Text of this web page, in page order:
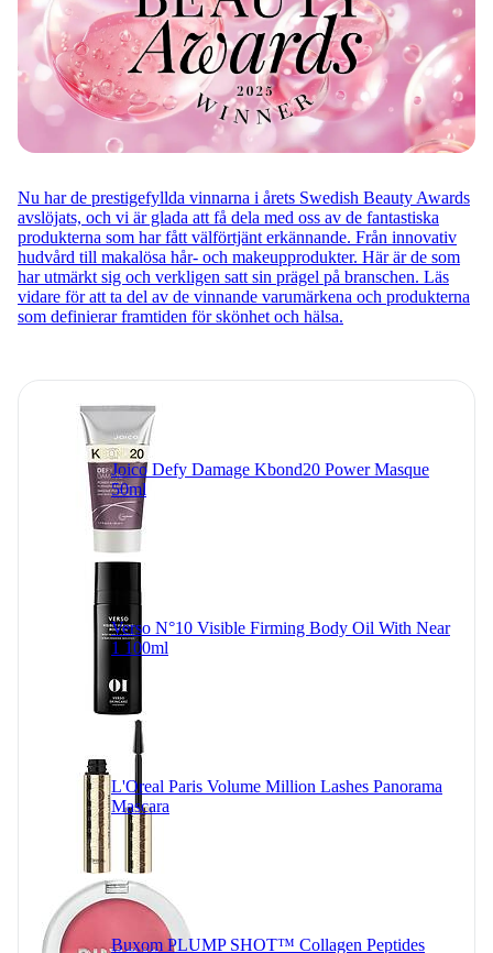
Nu har de prestigefyllda vinnarna i årets Swedish Beauty Awards
avslöjats, och vi är glada att få dela med oss av de fantastiska
produkterna som har fått välförtjänt erkännande. Från innovativ
hudvård till makalösa hår- och makeupprodukter. Här är de som
har utmärkt sig och verkligen satt sin prägel på branschen. Läs
vidare för att ta del av de vinnande varumärkena och produkterna
som definierar framtiden för skönhet och hälsa.
Joico Defy Damage Kbond20 Power Masque
50ml
Verso N°10 Visible Firming Body Oil With Near
1 100ml
L'Oreal Paris Volume Million Lashes Panorama
Mascara
Buxom PLUMP SHOT™ Collagen Peptides